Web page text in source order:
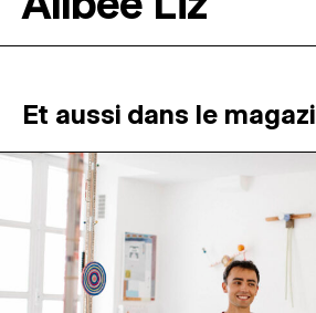
RÉSIDENCES ↓
ATELIERS OUVERTS
PROGRAMMATION
MAGAZINE
Et aussi dans le